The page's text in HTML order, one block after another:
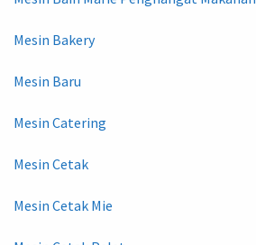
Mesin Bakery
Mesin Baru
Mesin Catering
Mesin Cetak
Mesin Cetak Mie